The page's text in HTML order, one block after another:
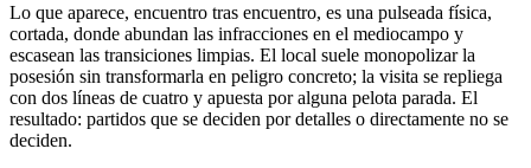
Lo que aparece, encuentro tras encuentro, es una pulseada física,
cortada, donde abundan las infracciones en el mediocampo y
escasean las transiciones limpias. El local suele monopolizar la
posesión sin transformarla en peligro concreto; la visita se repliega
con dos líneas de cuatro y apuesta por alguna pelota parada. El
resultado: partidos que se deciden por detalles o directamente no se
deciden.